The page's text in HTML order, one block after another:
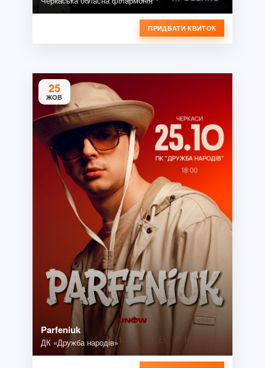
ПРИДБАТИ КВИТОК
25
ЖОВ
Parfeniuk
ДК «Дружба народів»